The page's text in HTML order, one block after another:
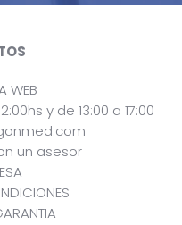
WEB
y de 13:00 a 17:00
un asesor